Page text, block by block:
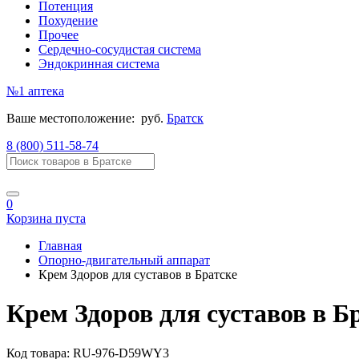
Потенция
Похудение
Прочее
Сердечно-сосудистая система
Эндокринная система
№1 аптека
Ваше местоположение: руб. Братск
8 (800) 511-58-74
0
Корзина пуста
Главная
Опорно-двигательный аппарат
Крем Здоров для суставов в Братске
Крем Здоров для суставов в
Код товара: RU-976-D59WY3